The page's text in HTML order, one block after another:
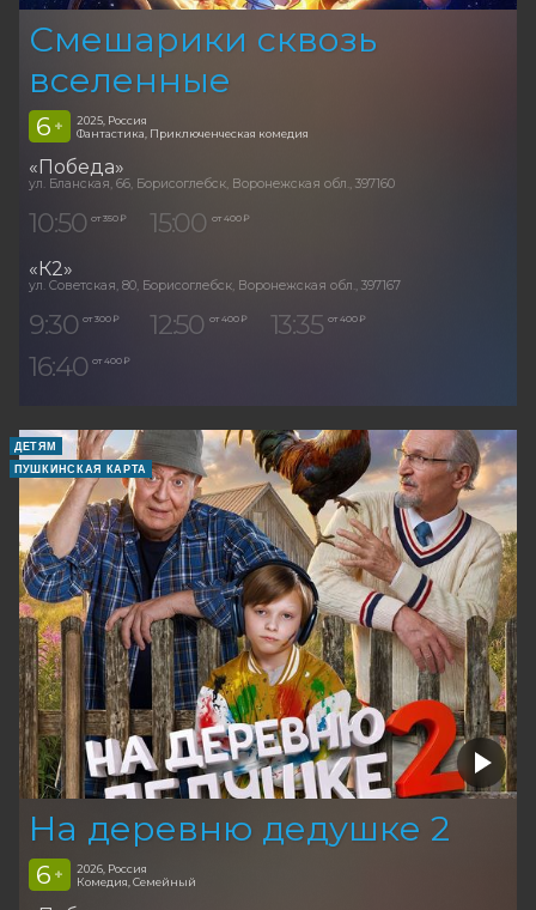
Смешарики сквозь
вселенные
6 +
2025, Россия
Фантастика, Приключенческая комедия
«Победа»
ул. Бланская, 66, Борисоглебск, Воронежская обл., 397160
10:50 от 350 ₽ 15:00 от 400 ₽
«К2»
ул. Советская, 80, Борисоглебск, Воронежская обл., 397167
9:30 от 300 ₽ 12:50 от 400 ₽ 13:35 от 400 ₽
16:40 от 400 ₽
ДЕТЯМ
ПУШКИНСКАЯ КАРТА
На деревню дедушке 2
6 +
2026, Россия
Комедия, Семейный